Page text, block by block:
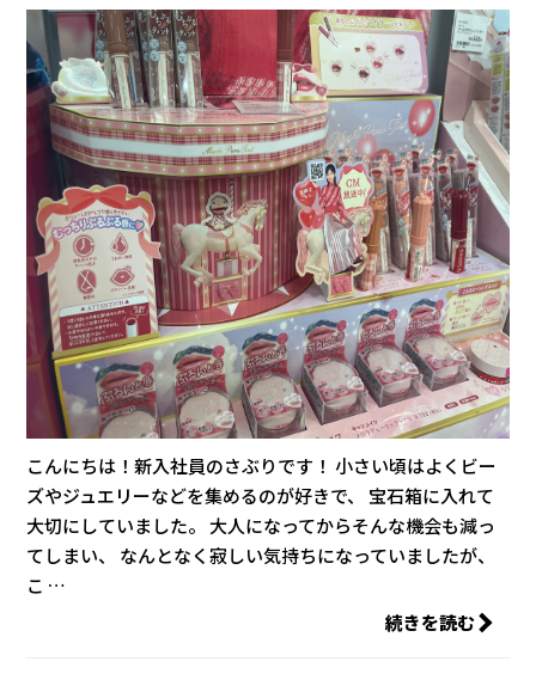
こんにちは！新入社員のさぶりです！ 小さい頃はよくビー
ズやジュエリーなどを集めるのが好きで、 宝石箱に入れて
大切にしていました。 大人になってからそんな機会も減っ
てしまい、 なんとなく寂しい気持ちになっていましたが、
こ …
続きを読む